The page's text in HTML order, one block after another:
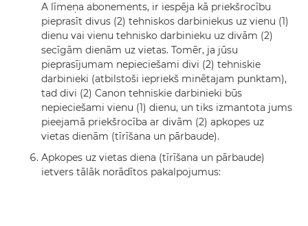
A līmeņa abonements, ir iespēja kā priekšrocību
pieprasīt divus (2) tehniskos darbiniekus uz vienu (1)
dienu vai vienu tehnisko darbinieku uz divām (2)
secīgām dienām uz vietas. Tomēr, ja jūsu
pieprasījumam nepieciešami divi (2) tehniskie
darbinieki (atbilstoši iepriekš minētajam punktam),
tad divi (2) Canon tehniskie darbinieki būs
nepieciešami vienu (1) dienu, un tiks izmantota jums
pieejamā priekšrocība ar divām (2) apkopes uz
vietas dienām (tīrīšana un pārbaude).
Apkopes uz vietas diena (tīrīšana un pārbaude)
ietvers tālāk norādītos pakalpojumus: